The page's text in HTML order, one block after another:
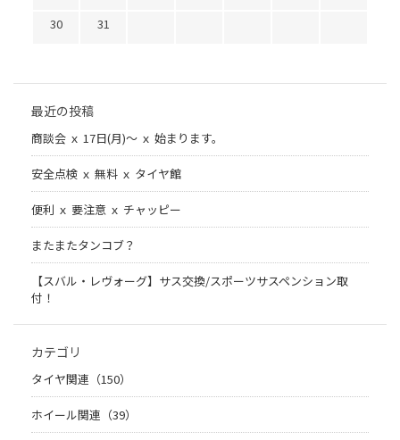
30
31
最近の投稿
商談会 ｘ 17日(月)～ ｘ 始まります。
安全点検 ｘ 無料 ｘ タイヤ館
便利 ｘ 要注意 ｘ チャッピー
またまたタンコブ？
【スバル・レヴォーグ】サス交換/スポーツサスペンション取
付！
カテゴリ
タイヤ関連（150）
ホイール関連（39）